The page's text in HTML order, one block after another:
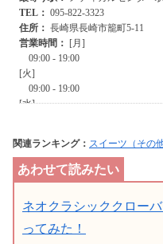
関連ランキング： スイーツ（その他
ネオクラシッククロー
ってみた！